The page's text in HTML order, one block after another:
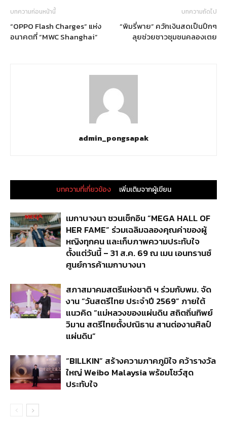
บทความก่อนหน้านี้
“OPPO Flash Charges” แห่ง
อนาคตที่ “MWC Shanghai”
บทความถัดไป
“พิมรี่พาย” ควักเงินสดเป็นปึกๆ
ลุยช่วยชาวชุมชนคลองเตย
admin_pongsapak
บทความที่เกี่ยวข้อง เพิ่มเติมจากผู้เขียน
เมกาบางนา ชวนเช็กอิน “MEGA HALL OF
HER FAME” ร่วมเฉลิมฉลองคุณค่าของผู้
หญิงทุกคน และเก็บภาพความประทับใจ
ตั้งแต่วันนี้ – 31 ส.ค. 69 ณ เมน เอนทรานซ์
ศูนย์การค้าเมกาบางนา
สภาสมาคมสตรีแห่งชาติ ฯ ร่วมกับพม. จัด
งาน “วันสตรีไทย ประจำปี 2569” ภายใต้
แนวคิด “แม่หลวงของแผ่นดิน สถิตถิ่นทิพย์
วิมาน สตรีไทยตั้งปณิธาน สานต่องานศิลป์
แผ่นดิน”
“BILLKIN” สร้างความภาคภูมิใจ คว้ารางวัล
ใหญ่ Weibo Malaysia พร้อมโชว์สุด
ประทับใจ